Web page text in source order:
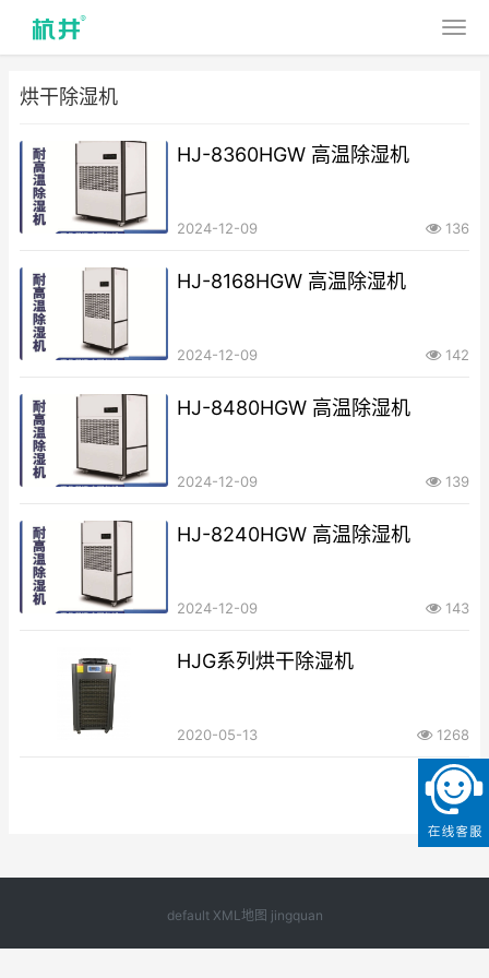
烘干除湿机
HJ-8360HGW 高温除湿机
2024-12-09 136
HJ-8168HGW 高温除湿机
2024-12-09 142
HJ-8480HGW 高温除湿机
2024-12-09 139
HJ-8240HGW 高温除湿机
2024-12-09 143
HJG系列烘干除湿机
2020-05-13 1268
default XML地图 jingquan